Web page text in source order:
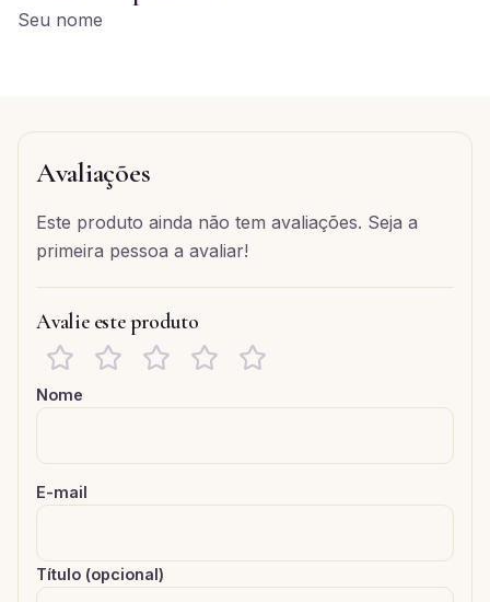
Seu nome
Avaliações
Este produto ainda não tem avaliações. Seja a
primeira pessoa a avaliar!
Avalie este produto
Nome
E-mail
Título (opcional)